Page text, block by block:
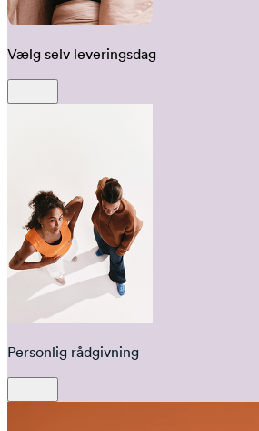
Vælg selv leveringsdag
Personlig rådgivning